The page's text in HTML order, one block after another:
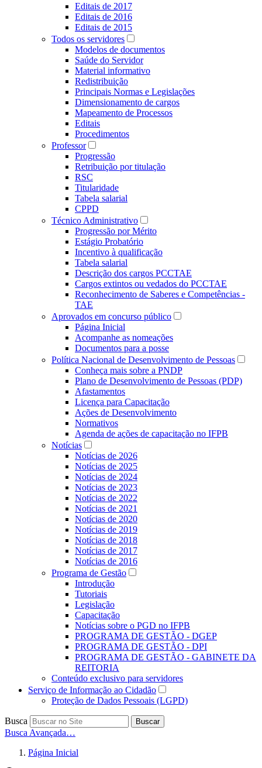
Editais de 2017
Editais de 2016
Editais de 2015
Todos os servidores
Modelos de documentos
Saúde do Servidor
Material informativo
Redistribuição
Principais Normas e Legislações
Dimensionamento de cargos
Mapeamento de Processos
Editais
Procedimentos
Professor
Progressão
Retribuição por titulação
RSC
Titularidade
Tabela salarial
CPPD
Técnico Administrativo
Progressão por Mérito
Estágio Probatório
Incentivo à qualificação
Tabela salarial
Descrição dos cargos PCCTAE
Cargos extintos ou vedados do PCCTAE
Reconhecimento de Saberes e Competências -
TAE
Aprovados em concurso público
Página Inicial
Acompanhe as nomeações
Documentos para a posse
Política Nacional de Desenvolvimento de Pessoas
Conheça mais sobre a PNDP
Plano de Desenvolvimento de Pessoas (PDP)
Afastamentos
Licença para Capacitação
Ações de Desenvolvimento
Normativos
Agenda de ações de capacitação no IFPB
Notícias
Notícias de 2026
Notícias de 2025
Notícias de 2024
Notícias de 2023
Notícias de 2022
Notícias de 2021
Notícias de 2020
Notícias de 2019
Notícias de 2018
Notícias de 2017
Notícias de 2016
Programa de Gestão
Introdução
Tutoriais
Legislação
Capacitação
Notícias sobre o PGD no IFPB
PROGRAMA DE GESTÃO - DGEP
PROGRAMA DE GESTÃO - DPI
PROGRAMA DE GESTÃO - GABINETE DA
REITORIA
Conteúdo exclusivo para servidores
Serviço de Informação ao Cidadão
Proteção de Dados Pessoais (LGPD)
Busca Buscar
Busca Avançada…
Página Inicial